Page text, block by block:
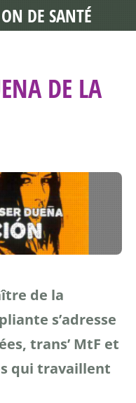
DE LA
de la
s’adresse
trans’ MtF et
qui travaillent
DE SANTÉ